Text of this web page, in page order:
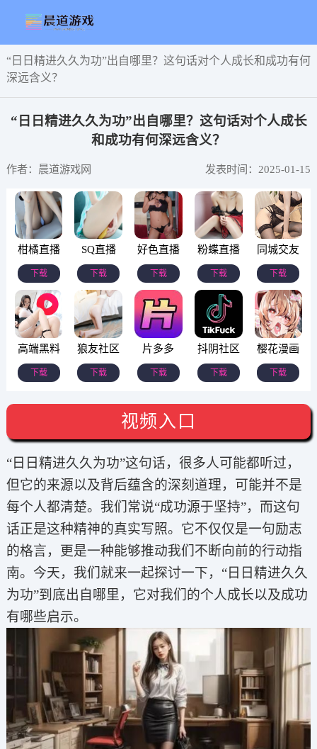
“日日精进久久为功”出自哪里？这句话对个人成长和成功有何
深远含义？
“日日精进久久为功”出自哪里？这句话对个人成长
和成功有何深远含义？
作者：晨道游戏网 发表时间：2025-01-15
柑橘直播
下载
SQ直播
下载
好色直播
下载
粉蝶直播
下载
同城交友
下载
高端黑料
下载
狼友社区
下载
片多多
下载
抖阴社区
下载
樱花漫画
下载
视频入口
“日日精进久久为功”这句话，很多人可能都听过，
但它的来源以及背后蕴含的深刻道理，可能并不是
每个人都清楚。我们常说“成功源于坚持”，而这句
话正是这种精神的真实写照。它不仅仅是一句励志
的格言，更是一种能够推动我们不断向前的行动指
南。今天，我们就来一起探讨一下，“日日精进久久
为功”到底出自哪里，它对我们的个人成长以及成功
有哪些启示。